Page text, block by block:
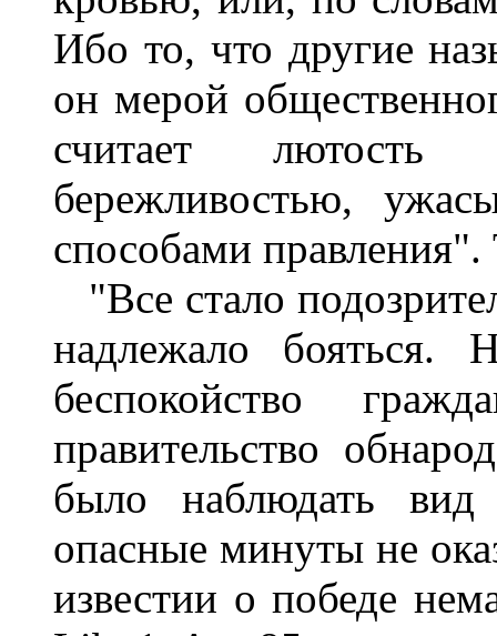
Ибо то, что другие
он мерой
считает лютость
бережливостью,
способами
"Все стало
надлежало бояться.
беспокойство
правительство
было наблюдать
опасные минуты не
известии о победе